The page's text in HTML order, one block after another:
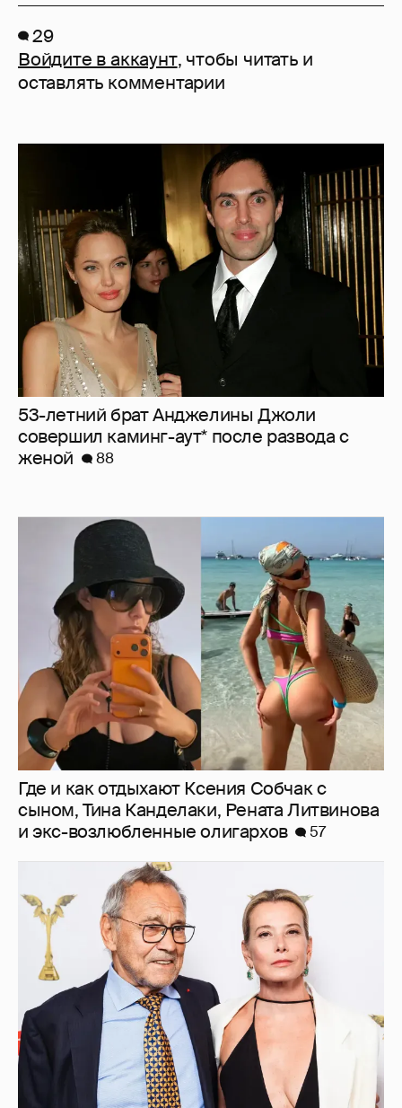
29
Войдите в аккаунт, чтобы читать и
оставлять комментарии
53-летний брат Анджелины Джоли
совершил каминг-аут* после развода с
женой
88
Где и как отдыхают Ксения Собчак с
сыном, Тина Канделаки, Рената Литвинова
и экс-возлюбленные олигархов
57